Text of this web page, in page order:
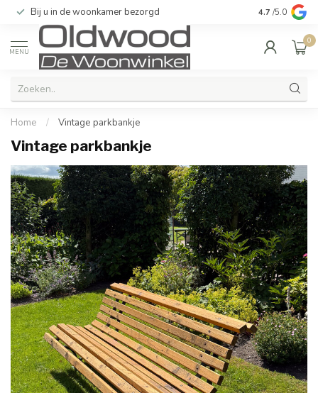
Bij u in de woonkamer bezorgd Kwaliteit &
4.7 /5.0
MENU
0
Home / Vintage parkbankje
Vintage parkbankje